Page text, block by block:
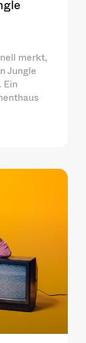
merkt,
Jungle